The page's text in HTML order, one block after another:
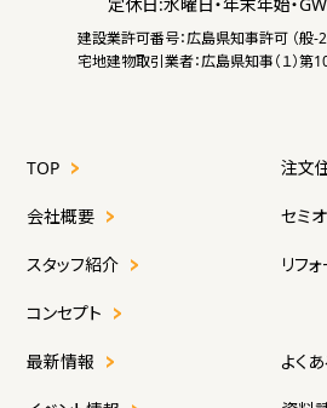
建設業許可番号：広島県知事許可 （般-
宅地建物取引業者：広島県知事（１）第
TOP
会社概要
スタッフ紹介
コンセプト
注文
セミ
リフ
最新情報 よく